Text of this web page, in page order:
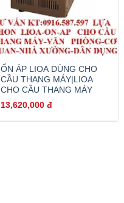
ỔN ÁP LIOA DÙNG CHO
CẦU THANG MÁY|LIOA
CHO CẦU THANG MÁY
13,620,000đ